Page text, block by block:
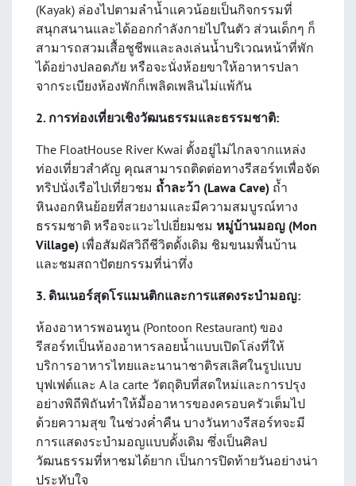
(Kayak) ล่องไปตามลำน้ำแควน้อยเป็นกิจกรรมที่
สนุกสนานและได้ออกกำลังกายไปในตัว ส่วนเด็กๆ ก็
สามารถสวมเสื้อชูชีพและลงเล่นน้ำบริเวณหน้าที่พัก
ได้อย่างปลอดภัย หรือจะนั่งห้อยขาให้อาหารปลา
จากระเบียงห้องพักก็เพลิดเพลินไม่แพ้กัน
2. การท่องเที่ยวเชิงวัฒนธรรมและธรรมชาติ:
The FloatHouse River Kwai ตั้งอยู่ไม่ไกลจากแหล่ง
ท่องเที่ยวสำคัญ คุณสามารถติดต่อทางรีสอร์ทเพื่อจัด
ทริปนั่งเรือไปเที่ยวชม ถ้ำละว้า (Lawa Cave) ถ้ำ
หินงอกหินย้อยที่สวยงามและมีความสมบูรณ์ทาง
ธรรมชาติ หรือจะแวะไปเยี่ยมชม หมู่บ้านมอญ (Mon
Village) เพื่อสัมผัสวิถีชีวิตดั้งเดิม ชิมขนมพื้นบ้าน
และชมสถาปัตยกรรมที่น่าทึ่ง
3. ดินเนอร์สุดโรแมนติกและการแสดงระบำมอญ:
ห้องอาหารพอนทูน (Pontoon Restaurant) ของ
รีสอร์ทเป็นห้องอาหารลอยน้ำแบบเปิดโล่งที่ให้
บริการอาหารไทยและนานาชาติรสเลิศในรูปแบบ
บุฟเฟต์และ A la carte วัตถุดิบที่สดใหม่และการปรุง
อย่างพิถีพิถันทำให้มื้ออาหารของครอบครัวเต็มไป
ด้วยความสุข ในช่วงค่ำคืน บางวันทางรีสอร์ทจะมี
การแสดงระบำมอญแบบดั้งเดิม ซึ่งเป็นศิลป
วัฒนธรรมที่หาชมได้ยาก เป็นการปิดท้ายวันอย่างน่า
ประทับใจ